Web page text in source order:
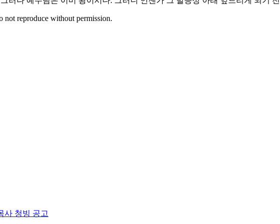
reproduce without permission.
사 청빙 공고